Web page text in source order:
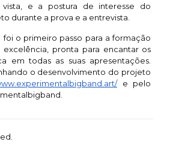
vista, e a postura de interesse do
durante a prova e a entrevista.
foi o primeiro passo para a formação
pronta para encantar os
em todas as suas apresentações.
o desenvolvimento do projeto
e pelo